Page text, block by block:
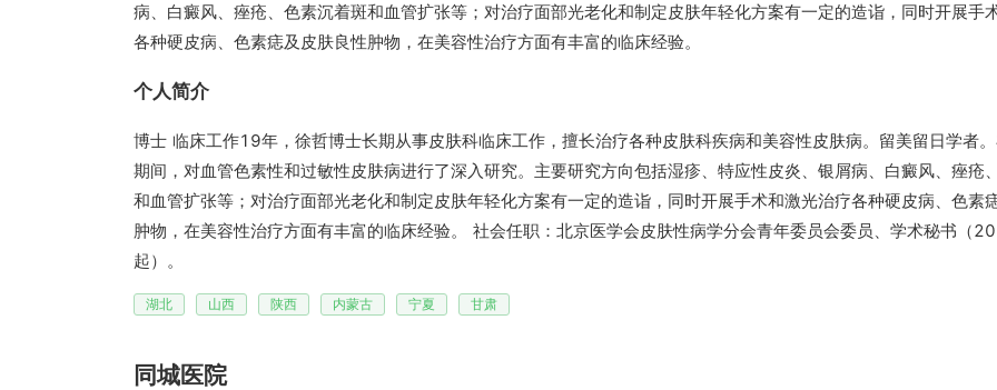
病、白癜风、痤疮、色素沉着斑和血管扩张等；对治疗面部光老化和制定皮肤年轻化方案有一定的造诣，同时开展手
各种硬皮病、色素痣及皮肤良性肿物，在美容性治疗方面有丰富的临床经验。
个人简介
博士 临床工作19年，徐哲博士长期从事皮肤科临床工作，擅长治疗各种皮肤科疾病和美容性皮肤病。留美留日学者
期间，对血管色素性和过敏性皮肤病进行了深入研究。主要研究方向包括湿疹、特应性皮炎、银屑病、白癜风、痤疮
和血管扩张等；对治疗面部光老化和制定皮肤年轻化方案有一定的造诣，同时开展手术和激光治疗各种硬皮病、色素
肿物，在美容性治疗方面有丰富的临床经验。 社会任职：北京医学会皮肤性病学分会青年委员会委员、学术秘书（
起）。
湖北 山西 陕西 内蒙古 宁夏 甘肃
同城医院